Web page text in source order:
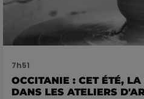
7h51
OCCITANIE : CET ÉTÉ,
DANS LES ATELIERS